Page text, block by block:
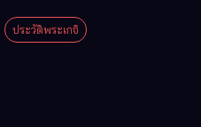
ประวัติพระเกจิ